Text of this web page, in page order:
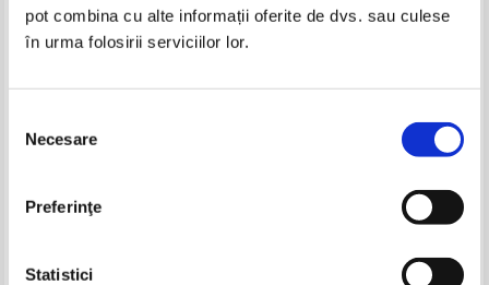
pot combina cu alte informații oferite de dvs. sau culese
în urma folosirii serviciilor lor.
consimțământului
Necesare
Preferinţe
Statistici